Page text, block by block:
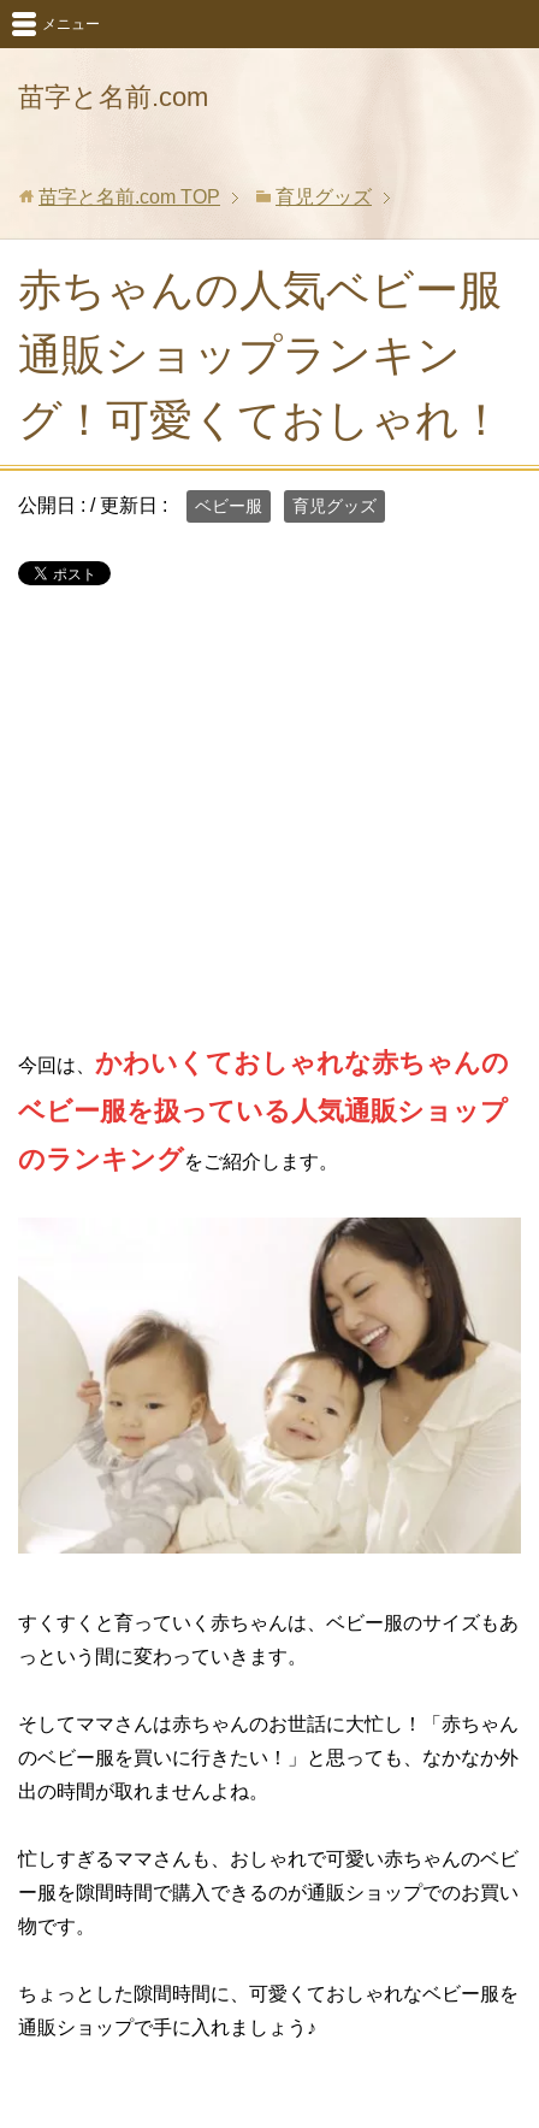
苗字と名前.com
メニュー
苗字と名前.com TOP 育児グッズ
赤ちゃんの人気ベビー服
通販ショップランキン
グ！可愛くておしゃれ！
公開日 : / 更新日 : ベビー服 育児グッズ
今回は、 かわいくておしゃれな赤ちゃんの
ベビー服を扱っている人気通販ショップ
のランキングをご紹介します。
すくすくと育っていく赤ちゃんは、ベビー服のサイズもあ
っという間に変わっていきます。
そしてママさんは赤ちゃんのお世話に大忙し！「赤ちゃん
のベビー服を買いに行きたい！」と思っても、なかなか外
出の時間が取れませんよね。
忙しすぎるママさんも、おしゃれで可愛い赤ちゃんのベビ
ー服を隙間時間で購入できるのが通販ショップでのお買い
物です。
ちょっとした隙間時間に、可愛くておしゃれなベビー服を
通販ショップで手に入れましょう♪